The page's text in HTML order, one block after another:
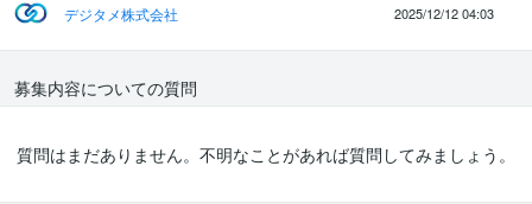
広告運用に関わるアカウントはコチラ側で用意できますが、広告に
関わる設定はお願いいたします。
ています。
デジタメ株式会社
2025/12/12 04:03
募集内容についての質問
質問はまだありません。不明なことがあれば質問してみましょう。